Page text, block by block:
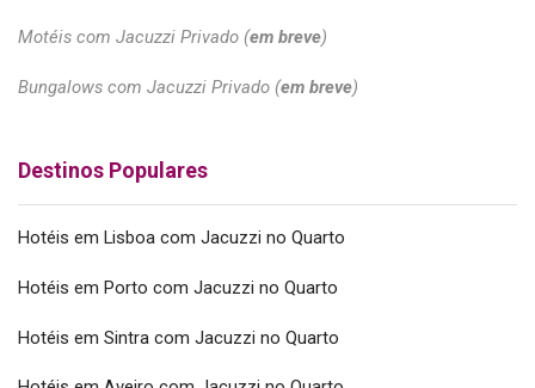
Motéis com Jacuzzi Privado (em breve)
Bungalows com Jacuzzi Privado (em breve)
Destinos Populares
Hotéis em Lisboa com Jacuzzi no Quarto
Hotéis em Porto com Jacuzzi no Quarto
Hotéis em Sintra com Jacuzzi no Quarto